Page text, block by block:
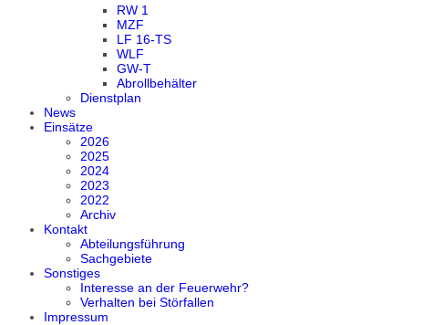
RW 1
MZF
LF 16-TS
WLF
GW-T
Abrollbehälter
Dienstplan
News
Einsätze
2026
2025
2024
2023
2022
Archiv
Kontakt
Abteilungsführung
Sachgebiete
Sonstiges
Interesse an der Feuerwehr?
Verhalten bei Störfallen
Impressum